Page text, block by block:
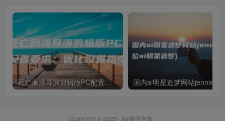
死亡搁浅导演剪辑版PC配置要求：优化设置指南
Copyright © 2025 · ae插件合集 ·